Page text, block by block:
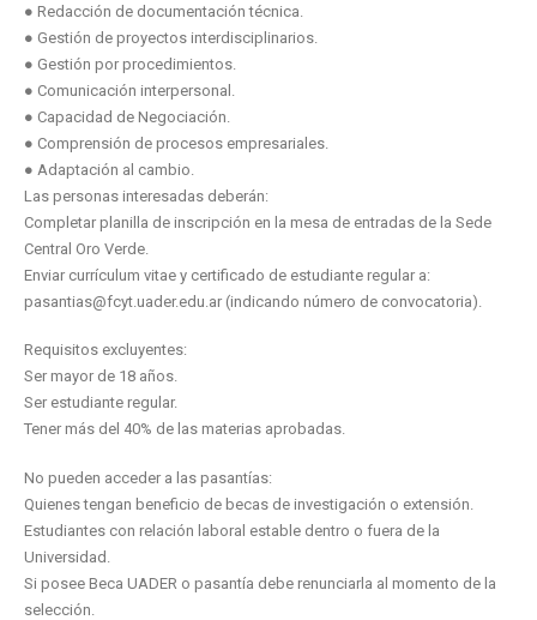
● Redacción de documentación técnica.
● Gestión de proyectos interdisciplinarios.
● Gestión por procedimientos.
● Comunicación interpersonal.
● Capacidad de Negociación.
● Comprensión de procesos empresariales.
● Adaptación al cambio.
Las personas interesadas deberán:
Completar planilla de inscripción en la mesa de entradas de la Sede
Central Oro Verde.
Enviar currículum vitae y certificado de estudiante regular a:
pasantias@fcyt.uader.edu.ar (indicando número de convocatoria).
Requisitos excluyentes:
Ser mayor de 18 años.
Ser estudiante regular.
Tener más del 40% de las materias aprobadas.
No pueden acceder a las pasantías:
Quienes tengan beneficio de becas de investigación o extensión.
Estudiantes con relación laboral estable dentro o fuera de la
Universidad.
Si posee Beca UADER o pasantía debe renunciarla al momento de la
selección.